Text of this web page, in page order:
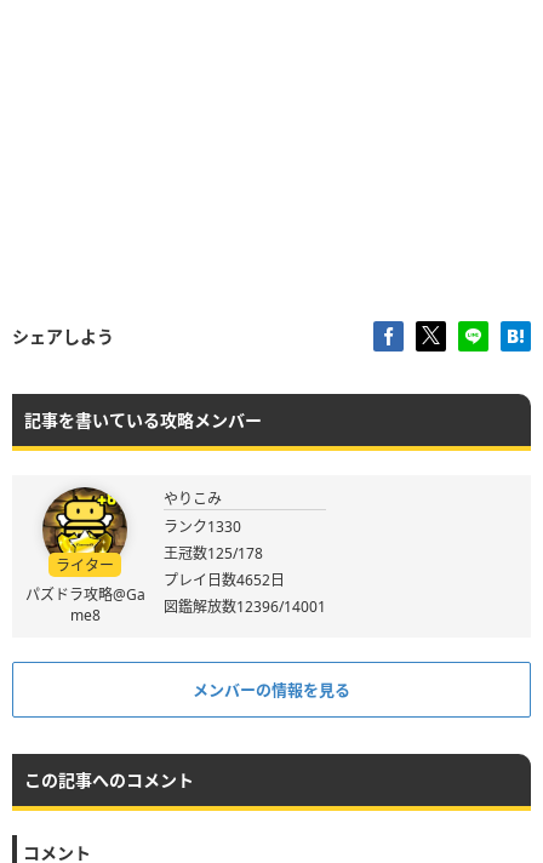
シェアしよう
記事を書いている攻略メンバー
ライター
パズドラ攻略@Ga
me8
やりこみ
ランク1330
王冠数125/178
プレイ日数4652日
図鑑解放数12396/14001
メンバーの情報を見る
この記事へのコメント
コメント